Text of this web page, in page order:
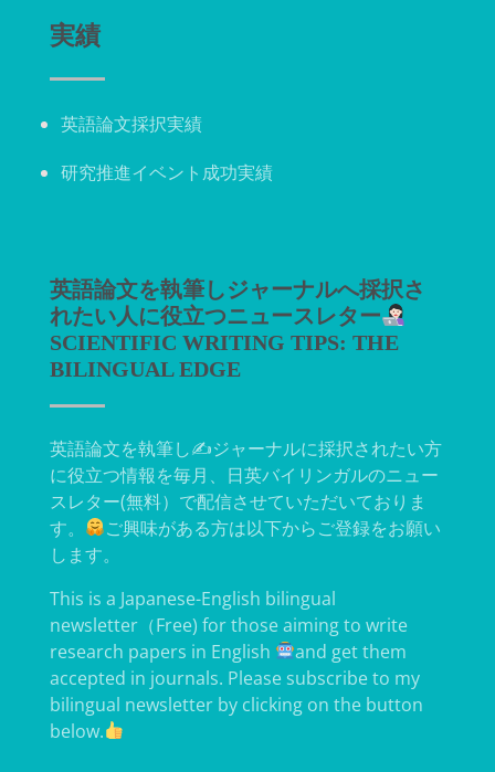
実績
英語論文採択実績
研究推進イベント成功実績
英語論文を執筆しジャーナルへ採択さ
れたい人に役立つニュースレター
SCIENTIFIC WRITING TIPS: THE
BILINGUAL EDGE
英語論文を執筆し✍ジャーナルに採択されたい方
に役立つ情報を毎月、日英バイリンガルのニュー
スレター(無料）で配信させていただいておりま
す。
ご興味がある方は以下からご登録をお願い
します。
This is a Japanese-English bilingual
newsletter（Free) for those aiming to write
research papers in English
and get them
accepted in journals. Please subscribe to my
bilingual newsletter by clicking on the button
below.